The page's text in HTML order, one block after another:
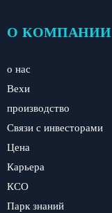
О КОМПАНИИ
о нас
Вехи
производство
Связи с инвесторами
Цена
Карьера
КСО
Парк знаний